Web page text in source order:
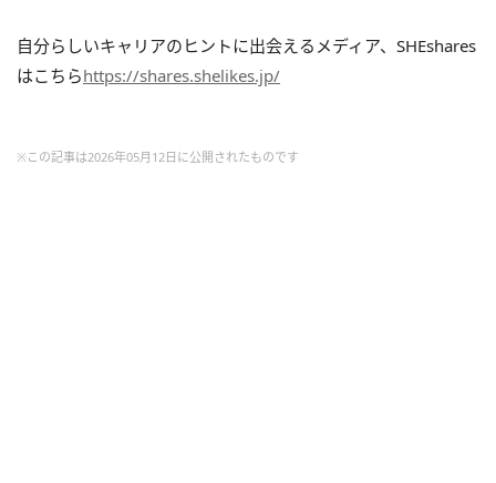
自分らしいキャリアのヒントに出会えるメディア、SHEshares
はこちらhttps://shares.shelikes.jp/
※この記事は2026年05月12日に公開されたものです